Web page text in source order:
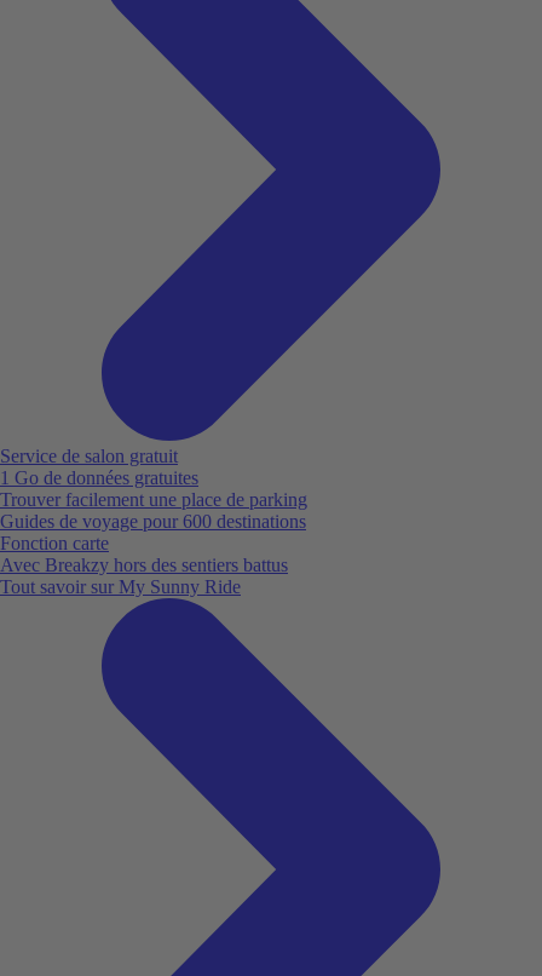
Service de salon gratuit
1 Go de données gratuites
Trouver facilement une place de parking
Guides de voyage pour 600 destinations
Fonction carte
Avec Breakzy hors des sentiers battus
Tout savoir sur My Sunny Ride